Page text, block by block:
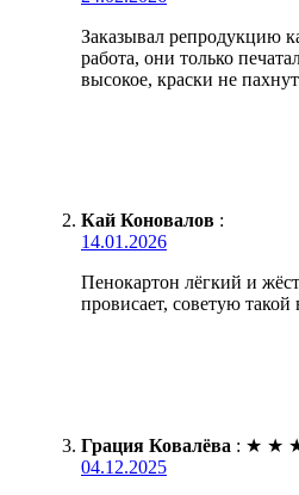
Заказывал репродукцию
работа, они только
высокое, краски не
Кай Коновалов :
14.01.2026
Пенокартон лёгкий и
провисает, советую такой
Грация Ковалёва : ★ ★
04.12.2025